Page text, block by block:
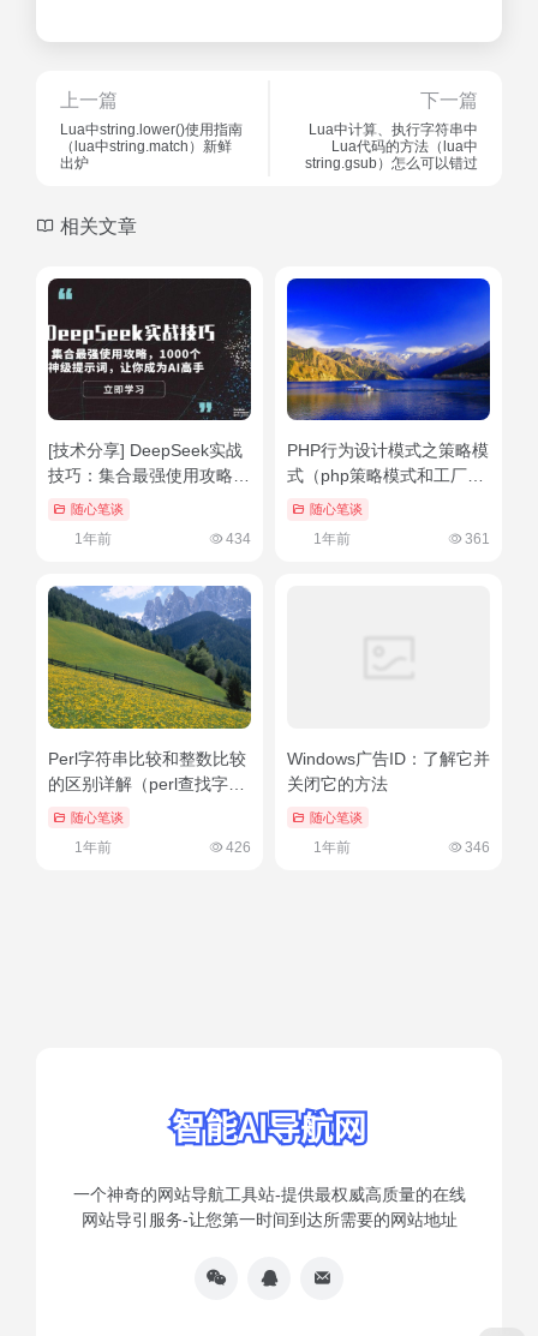
上一篇
Lua中string.lower()使用指南
（lua中string.match）新鲜
出炉
下一篇
Lua中计算、执行字符串中
Lua代码的方法（lua中
string.gsub）怎么可以错过
相关文章
[技术分享] DeepSeek实战
技巧：集合最强使用攻略，
1000个神级提示词，让你
随心笔谈
1年前 434
PHP行为设计模式之策略模
式（php策略模式和工厂模
式的区别和联系）一篇读懂
随心笔谈
1年前 361
Perl字符串比较和整数比较
的区别详解（perl查找字符
串位置）一看就会
随心笔谈
1年前 426
Windows广告ID：了解它并
关闭它的方法
随心笔谈
1年前 346
一个神奇的网站导航工具站-提供最权威高质量的在线
网站导引服务-让您第一时间到达所需要的网站地址